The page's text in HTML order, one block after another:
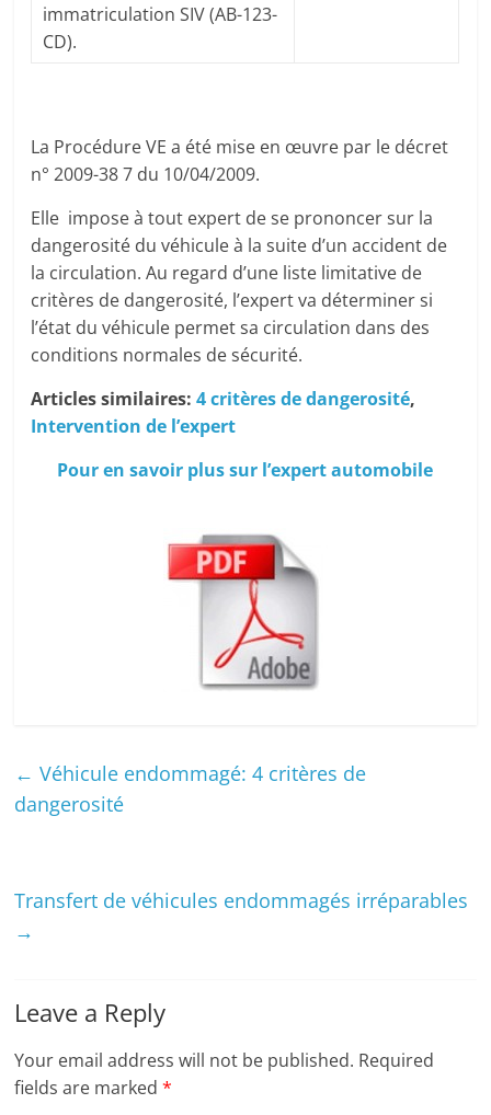
immatriculation SIV (AB-123-
CD).
La Procédure VE a été mise en œuvre par le décret
n° 2009-38 7 du 10/04/2009.
Elle impose à tout expert de se prononcer sur la
dangerosité du véhicule à la suite d’un accident de
la circulation. Au regard d’une liste limitative de
critères de dangerosité, l’expert va déterminer si
l’état du véhicule permet sa circulation dans des
conditions normales de sécurité.
Articles similaires:4 critères de dangerosité,
Intervention de l’expert
Pour en savoir plus sur l’expert automobile
← Véhicule endommagé: 4 critères de
dangerosité
Transfert de véhicules endommagés irréparables
→
Leave a Reply
Your email address will not be published. Required
fields are marked*